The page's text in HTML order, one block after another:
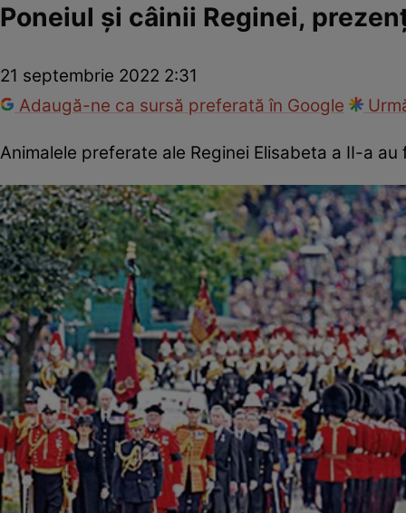
Poneiul şi câinii Reginei,
21 septembrie 2022 2:31
Adaugă-ne ca sursă preferată în Google
Animalele preferate ale Reginei Elisabeta a II-a